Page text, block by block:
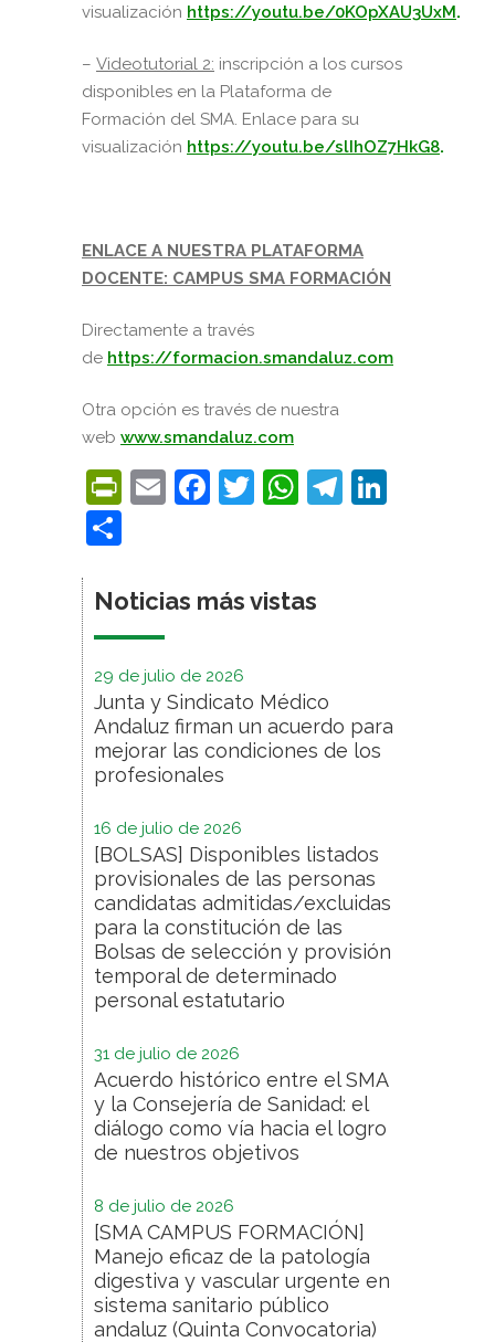
visualización https://youtu.be/0KOpXAU3UxM.
– Videotutorial 2: inscripción a los cursos
disponibles en la Plataforma de
Formación del SMA. Enlace para su
visualización https://youtu.be/slIhOZ7HkG8.
ENLACE A NUESTRA PLATAFORMA
DOCENTE: CAMPUS SMA FORMACIÓN
Directamente a través
de https://formacion.smandaluz.com
Otra opción es través de nuestra
web www.smandaluz.com
PrintFriendly
EmailFacebook
Twitter
WhatsApp
Noticias más vistas
29 de julio de 2026
Junta y Sindicato Médico
Andaluz firman un acuerdo para
mejorar las condiciones de los
profesionales
16 de julio de 2026
[BOLSAS] Disponibles listados
provisionales de las personas
candidatas admitidas/excluidas
para la constitución de las
Bolsas de selección y provisión
temporal de determinado
personal estatutario
31 de julio de 2026
Acuerdo histórico entre el SMA
y la Consejería de Sanidad: el
diálogo como vía hacia el logro
de nuestros objetivos
8 de julio de 2026
[SMA CAMPUS FORMACIÓN]
Manejo eficaz de la patología
digestiva y vascular urgente en
sistema sanitario público
andaluz (Quinta Convocatoria)